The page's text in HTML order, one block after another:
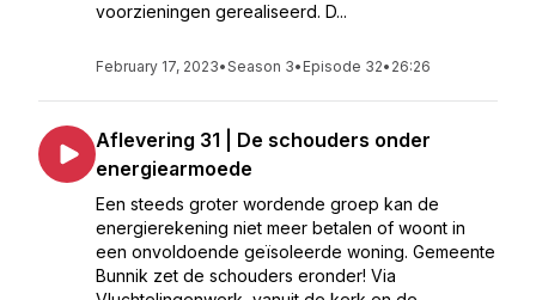
voorzieningen gerealiseerd. D...
February 17, 2023•Season 3• Episode 32• 26:26
Aflevering 31 | De schouders onder
energiearmoede
Een steeds groter wordende groep kan de
energierekening niet meer betalen of woont in
een onvoldoende geïsoleerde woning. Gemeente
Bunnik zet de schouders eronder! Via